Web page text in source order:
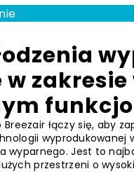
łączy się, aby
wyprodukowanej
wyparnego. Jest to
przestrzeni o